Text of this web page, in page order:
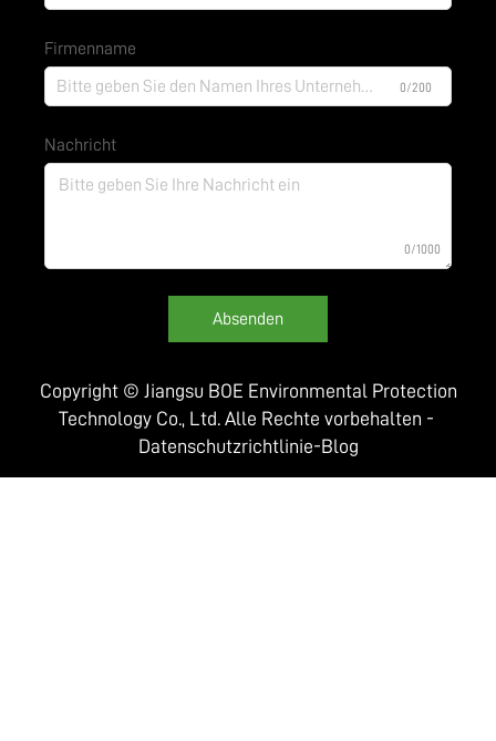
Firmenname
0/200
Nachricht
0/1000
Absenden
Copyright © Jiangsu BOE Environmental Protection
Technology Co., Ltd. Alle Rechte vorbehalten -
Datenschutzrichtlinie-Blog